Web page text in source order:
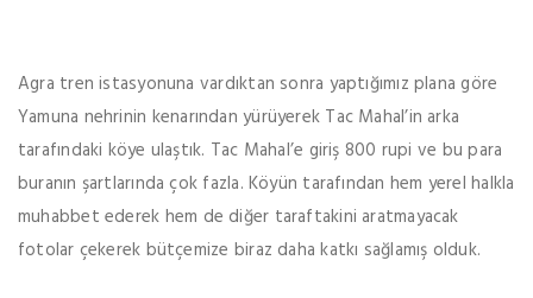
Agra tren istasyonuna vardıktan sonra yaptığımız plana göre
Yamuna nehrinin kenarından yürüyerek Tac Mahal’in arka
tarafındaki köye ulaştık. Tac Mahal’e giriş 800 rupi ve bu para
buranın şartlarında çok fazla. Köyün tarafından hem yerel halkla
muhabbet ederek hem de diğer taraftakini aratmayacak
fotolar çekerek bütçemize biraz daha katkı sağlamış olduk.